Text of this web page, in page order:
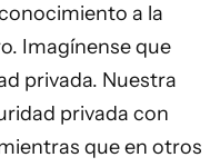
a la
Imagínense que
privada. Nuestra
privada con
que en otros